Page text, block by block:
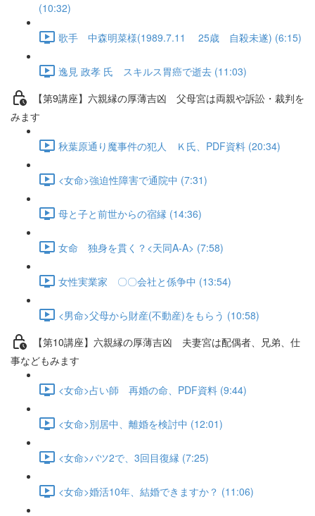
(10:32)
歌手 中森明菜様(1989.7.11 25歳 自殺未遂) (6:15)
逸見 政孝 氏 スキルス胃癌で逝去 (11:03)
【第9講座】六親縁の厚薄吉凶 父母宮は両親や訴訟・裁判を
みます
秋葉原通り魔事件の犯人 Ｋ氏、PDF資料 (20:34)
<女命>強迫性障害で通院中 (7:31)
母と子と前世からの宿縁 (14:36)
女命 独身を貫く？<天同A-A> (7:58)
女性実業家 〇〇会社と係争中 (13:54)
<男命>父母から財産(不動産)をもらう (10:58)
【第10講座】六親縁の厚薄吉凶 夫妻宮は配偶者、兄弟、仕
事などもみます
<女命>占い師 再婚の命、PDF資料 (9:44)
<女命>別居中、離婚を検討中 (12:01)
<女命>バツ2で、3回目復縁 (7:25)
<女命>婚活10年、結婚できますか？ (11:06)